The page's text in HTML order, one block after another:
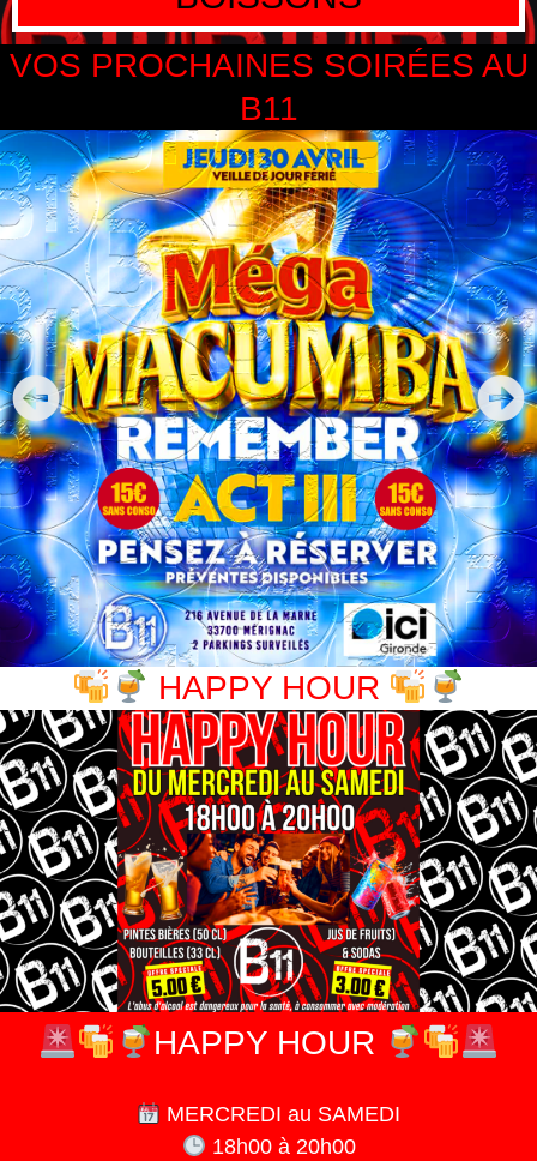
VOS PROCHAINES SOIRÉES AU
B11
HAPPY HOUR
HAPPY HOUR
MERCREDI au SAMEDI
18h00 à 20h00